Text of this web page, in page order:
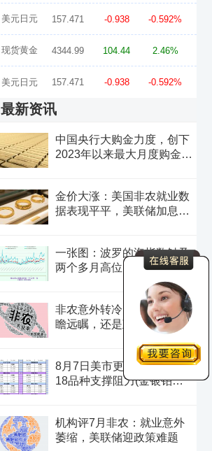
美元日元 157.471 -0.938 -0.592%
现货黄金 4344.99 104.44 2.46%
美元日元 157.471 -0.938 -0.592%
最新资讯
中国央行大购金力度，创下
2023年以来最大月度购金规
金价大涨：美国非农就业数
据表现平平，美联储加息预
一张图：波罗的海指数触及
两个多月高位，周线大幅收
非农意外转冷，美联储是高
瞻远瞩，还是政治默契？
8月7日美市更新支撑阻力：
18品种支撑阻力(金银铂钯
机构评7月非农：就业意外
萎缩，美联储迎政策难题